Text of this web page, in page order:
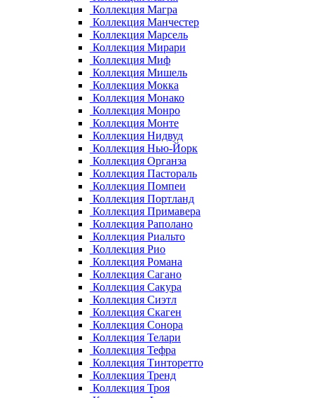
Коллекция Магра
Коллекция Манчестер
Коллекция Марсель
Коллекция Мирари
Коллекция Миф
Коллекция Мишель
Коллекция Мокка
Коллекция Монако
Коллекция Монро
Коллекция Монте
Коллекция Нидвуд
Коллекция Нью-Йорк
Коллекция Органза
Коллекция Пастораль
Коллекция Помпеи
Коллекция Портланд
Коллекция Примавера
Коллекция Раполано
Коллекция Риальто
Коллекция Рио
Коллекция Романа
Коллекция Сагано
Коллекция Сакура
Коллекция Сиэтл
Коллекция Скаген
Коллекция Сонора
Коллекция Телари
Коллекция Тефра
Коллекция Тинторетто
Коллекция Тренд
Коллекция Троя